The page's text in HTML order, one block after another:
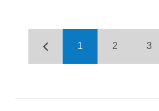
1 2 3